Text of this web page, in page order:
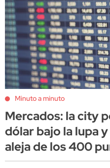
Minuto a minuto
Mercados: la city
dólar bajo la lupa
aleja de los 400